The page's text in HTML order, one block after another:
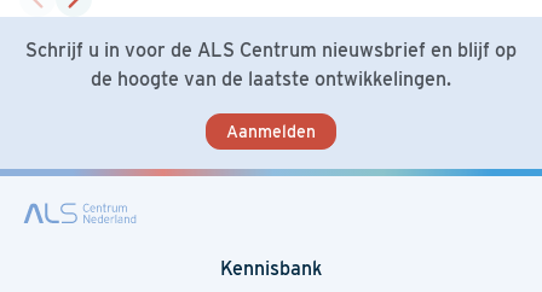
Schrijf u in voor de ALS Centrum nieuwsbrief en blijf op
de hoogte van de laatste ontwikkelingen.
Aanmelden
Kennisbank